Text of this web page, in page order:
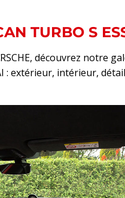
TURBO S
découvrez notre
: extérieur, intérieur,